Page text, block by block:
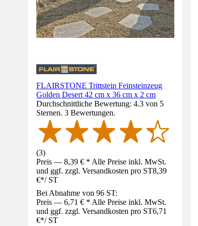
FLAIRSTONE Trittstein Feinsteinzeug
Golden Desert 42 cm x 36 cm x 2 cm
Durchschnittliche Bewertung: 4.3 von 5
Sternen. 3 Bewertungen.
(3)
Preis — 8,39 € * Alle Preise inkl. MwSt.
und ggf. zzgl. Versandkosten pro ST8,39
€*/ ST
Bei Abnahme von 96 ST:
Preis — 6,71 € * Alle Preise inkl. MwSt.
und ggf. zzgl. Versandkosten pro ST6,71
€*/ ST